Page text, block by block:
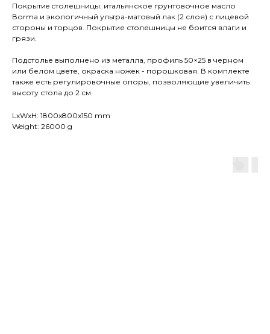
Покрытиe столешницы: итальянское грунтовочное масло
Воrmа и экологичный ультра-матовый лак (2 слоя) с лицевой
стороны и торцов. Покрытие столешницы не боится влаги и
грязи.
Подстолье выполнено из металла, профиль 50×25 в черном
или белом цвете, окраска ножек - порошковая. В комплекте
также есть регулировочные опоры, позволяющие увеличить
высоту стола до 2 см.
LxWxH: 1800x800x150 mm
Weight: 26000 g